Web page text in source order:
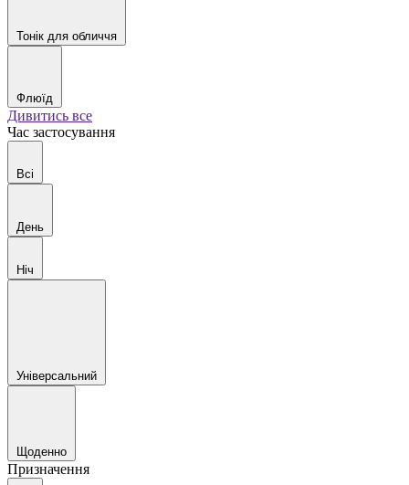
Тонік для обличчя
Флюїд
Дивитись все
Час застосування
Всі
День
Ніч
Універсальний
Щоденно
Призначення